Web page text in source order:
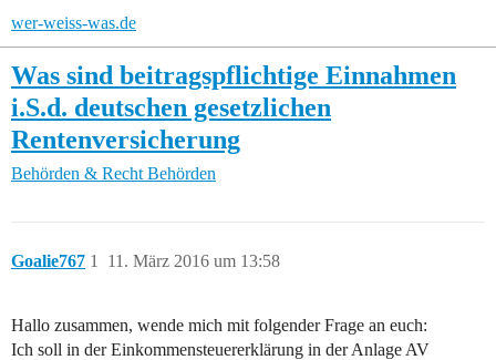
wer-weiss-was.de
Was sind beitragspflichtige Einnahmen
i.S.d. deutschen gesetzlichen
Rentenversicherung
Behörden & Recht Behörden
Goalie767 11. März 2016 um 13:58
1
Hallo zusammen, wende mich mit folgender Frage an euch:
Ich soll in der Einkommensteuererklärung in der Anlage AV